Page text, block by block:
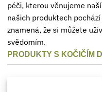
péči, kterou věnujeme
našich produktech
znamená, že si můžete
svědomím.
PRODUKTY S KOČIČÍM